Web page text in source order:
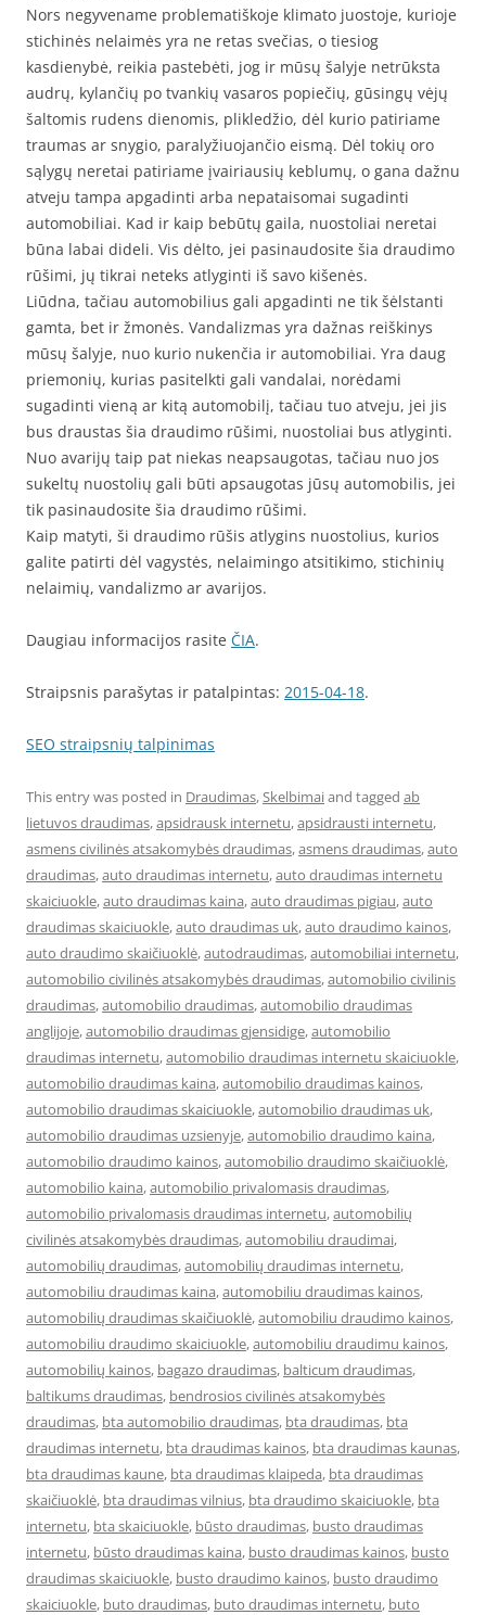
Nors negyvename problematiškoje klimato juostoje, kurioje
stichinės nelaimės yra ne retas svečias, o tiesiog
kasdienybė, reikia pastebėti, jog ir mūsų šalyje netrūksta
audrų, kylančių po tvankių vasaros popiečių, gūsingų vėjų
šaltomis rudens dienomis, plikledžio, dėl kurio patiriame
traumas ar snygio, paralyžiuojančio eismą. Dėl tokių oro
sąlygų neretai patiriame įvairiausių keblumų, o gana dažnu
atveju tampa apgadinti arba nepataisomai sugadinti
automobiliai. Kad ir kaip bebūtų gaila, nuostoliai neretai
būna labai dideli. Vis dėlto, jei pasinaudosite šia draudimo
rūšimi, jų tikrai neteks atlyginti iš savo kišenės.
Liūdna, tačiau automobilius gali apgadinti ne tik šėlstanti
gamta, bet ir žmonės. Vandalizmas yra dažnas reiškinys
mūsų šalyje, nuo kurio nukenčia ir automobiliai. Yra daug
priemonių, kurias pasitelkti gali vandalai, norėdami
sugadinti vieną ar kitą automobilį, tačiau tuo atveju, jei jis
bus draustas šia draudimo rūšimi, nuostoliai bus atlyginti.
Nuo avarijų taip pat niekas neapsaugotas, tačiau nuo jos
sukeltų nuostolių gali būti apsaugotas jūsų automobilis, jei
tik pasinaudosite šia draudimo rūšimi.
Kaip matyti, ši draudimo rūšis atlygins nuostolius, kurios
galite patirti dėl vagystės, nelaimingo atsitikimo, stichinių
nelaimių, vandalizmo ar avarijos.
Daugiau informacijos rasite ČIA.
Straipsnis parašytas ir patalpintas: 2015-04-18.
SEO straipsnių talpinimas
This entry was posted in Draudimas,Skelbimaiand tagged ab
lietuvos draudimas,apsidrausk internetu,apsidrausti internetu,
asmens civilinės atsakomybės draudimas,asmens draudimas,auto
draudimas,auto draudimas internetu,auto draudimas internetu
skaiciuokle,auto draudimas kaina,auto draudimas pigiau,auto
draudimas skaiciuokle,auto draudimas uk,auto draudimo kainos,
auto draudimo skaičiuoklė,autodraudimas,automobiliai internetu,
automobilio civilinės atsakomybės draudimas,automobilio civilinis
draudimas,automobilio draudimas,automobilio draudimas
anglijoje,automobilio draudimas gjensidige,automobilio
draudimas internetu,automobilio draudimas internetu skaiciuokle,
automobilio draudimas kaina,automobilio draudimas kainos,
automobilio draudimas skaiciuokle,automobilio draudimas uk,
automobilio draudimas uzsienyje,automobilio draudimo kaina,
automobilio draudimo kainos,automobilio draudimo skaičiuoklė,
automobilio kaina,automobilio privalomasis draudimas,
automobilio privalomasis draudimas internetu,automobilių
civilinės atsakomybės draudimas,automobiliu draudimai,
automobilių draudimas,automobilių draudimas internetu,
automobiliu draudimas kaina,automobiliu draudimas kainos,
automobilių draudimas skaičiuoklė,automobiliu draudimo kainos,
automobiliu draudimo skaiciuokle,automobiliu draudimu kainos,
automobilių kainos, bagazo draudimas, balticum draudimas,
baltikums draudimas, bendrosios civilinės atsakomybės
draudimas, bta automobilio draudimas, bta draudimas, bta
draudimas internetu, bta draudimas kainos, bta draudimas kaunas,
bta draudimas kaune, bta draudimas klaipeda, bta draudimas
skaičiuoklė, bta draudimas vilnius, bta draudimo skaiciuokle, bta
internetu, bta skaiciuokle, būsto draudimas, busto draudimas
internetu, būsto draudimas kaina, busto draudimas kainos, busto
draudimas skaiciuokle, busto draudimo kainos, busto draudimo
skaiciuokle, buto draudimas, buto draudimas internetu, buto